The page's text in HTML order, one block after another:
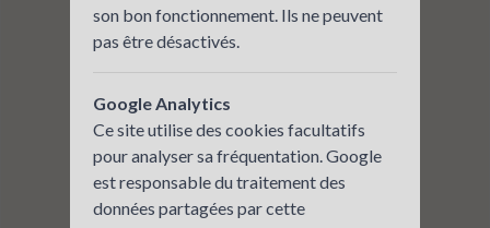
son bon fonctionnement. Ils ne peuvent
pas être désactivés.
Google Analytics
Ce site utilise des cookies facultatifs
pour analyser sa fréquentation. Google
est responsable du traitement des
données partagées par cette